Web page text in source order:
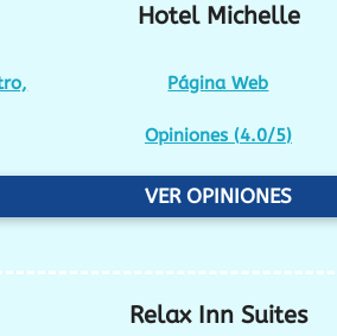
Hotel Michelle
Página Web
Opiniones (4.0/5)
VER OPINIONES
Relax Inn Suites